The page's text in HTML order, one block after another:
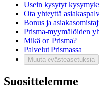
Usein kysytyt
Ota yhteyttä
Bonus ja
Prisma-myymälöiden
Mikä on Prisma?
Palvelut Prismassa
Muuta evästeasetuksia
Suosittelemme